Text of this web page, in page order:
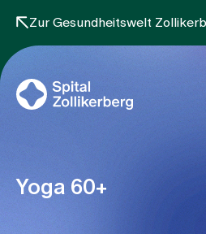
Zur Gesundheitswelt
Yoga 60+